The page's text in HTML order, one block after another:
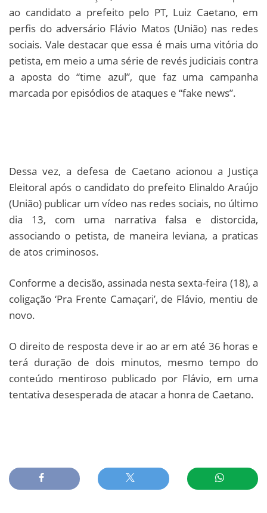
ao candidato a prefeito pelo PT, Luiz Caetano, em
perfis do adversário Flávio Matos (União) nas redes
sociais. Vale destacar que essa é mais uma vitória do
petista, em meio a uma série de revés judiciais contra
a aposta do “time azul”, que faz uma campanha
marcada por episódios de ataques e “fake news”.
Dessa vez, a defesa de Caetano acionou a Justiça
Eleitoral após o candidato do prefeito Elinaldo Araújo
(União) publicar um vídeo nas redes sociais, no último
dia 13, com uma narrativa falsa e distorcida,
associando o petista, de maneira leviana, a praticas
de atos criminosos.
Conforme a decisão, assinada nesta sexta-feira (18), a
coligação ‘Pra Frente Camaçari’, de Flávio, mentiu de
novo.
O direito de resposta deve ir ao ar em até 36 horas e
terá duração de dois minutos, mesmo tempo do
conteúdo mentiroso publicado por Flávio, em uma
tentativa desesperada de atacar a honra de Caetano.